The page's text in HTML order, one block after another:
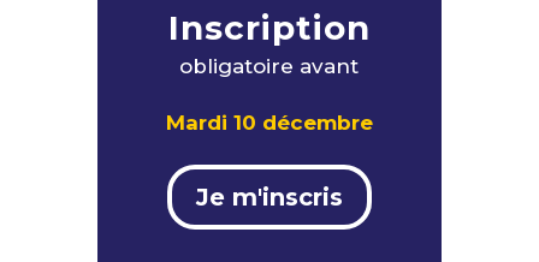
Inscription
obligatoire avant
Mardi 10 décembre
Je m'inscris